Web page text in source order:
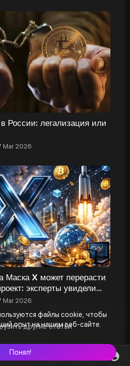
файлы cookie, чтобы
опыт на нашем веб-сайте.
Понял!
России: легализация или
Mar 2026
Маска X может перерасти
эксперты увидели
Mar 2026
другие статьи